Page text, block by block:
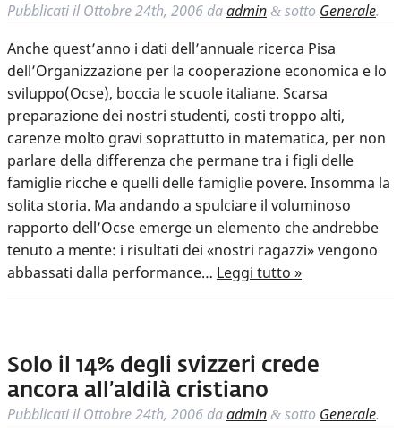
Pubblicati ilOttobre 24th, 2006 daadmin & sotto Generale.
Anche quest’anno i dati dell’annuale ricerca Pisa
dell’Organizzazione per la cooperazione economica e lo
sviluppo(Ocse), boccia le scuole italiane. Scarsa
preparazione dei nostri studenti, costi troppo alti,
carenze molto gravi soprattutto in matematica, per non
parlare della differenza che permane tra i figli delle
famiglie ricche e quelli delle famiglie povere. Insomma la
solita storia. Ma andando a spulciare il voluminoso
rapporto dell’Ocse emerge un elemento che andrebbe
tenuto a mente: i risultati dei «nostri ragazzi» vengono
abbassati dalla performance… Leggi tutto »
Solo il 14% degli svizzeri crede
ancora all’aldilà cristiano
Pubblicati ilOttobre 24th, 2006 daadmin & sotto Generale.